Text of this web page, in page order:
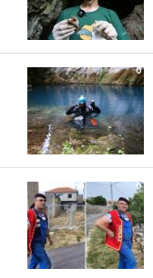
0
0